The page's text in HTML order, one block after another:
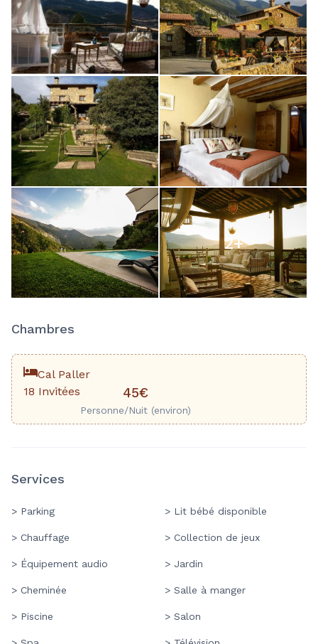
2+
Chambres
Cal Paller
18 Invitées
45€
Personne/Nuit (environ)
Services
> Parking > Lit bébé disponible
> Chauffage > Collection de jeux
> Équipement audio > Jardin
> Cheminée > Salle à manger
> Piscine > Salon